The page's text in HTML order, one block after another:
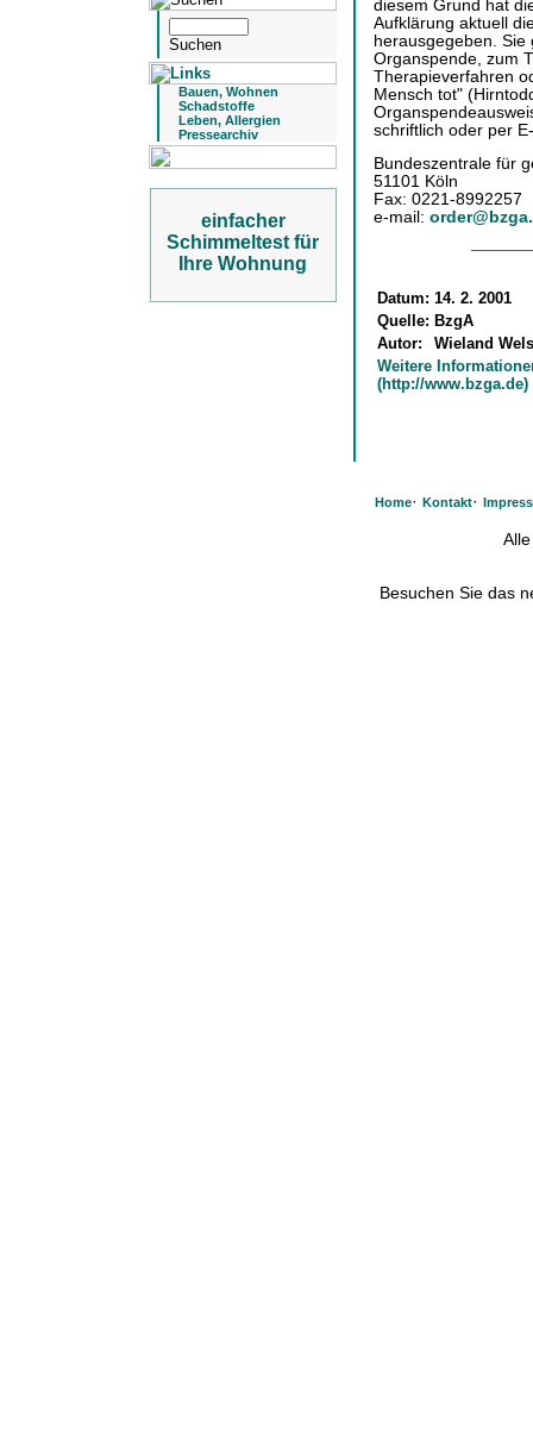
Bauen, Wohnen
Schadstoffe
Leben, Allergien
Pressearchiv
einfacher
Schimmeltest für
Ihre Wohnung
diesem Grund hat
Aufklärung aktuell
herausgegeben. Sie
Organspende, zum
Therapieverfahren
Mensch tot"
schriftlich oder per
Bundeszentrale für
51101 Köln
Fax: 0221-8992257
e-mail:
Datum: 14. 2. 2001
Quelle: BzgA
Autor:
Wieland
Weitere
(http://www.bzga.de)
Home· Kontakt·
Besuchen Sie das